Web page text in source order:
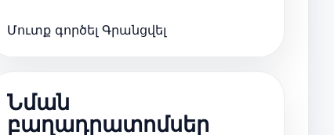
Մուտք գործել Գրանցվել
Նման
բաղադրատոմսեր